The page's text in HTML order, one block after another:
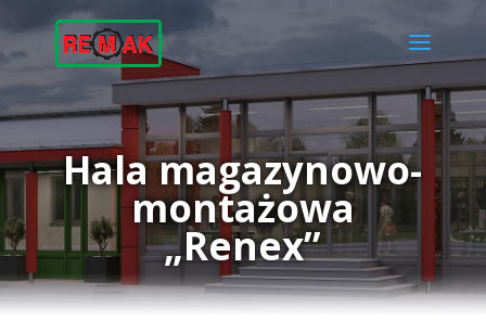
Hala magazynowo-
montażowa
„Renex”